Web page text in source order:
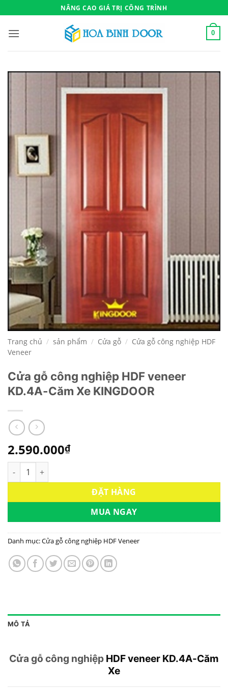
qua
nội
NÂNG CAO GIÁ TRỊ CÔNG TRÌNH
0
Trang chủ / sản phẩm / Cửa gỗ / Cửa gỗ công nghiệp HDF
Veneer
Cửa gỗ công nghiệp HDF veneer
KD.4A-Căm Xe KINGDOOR
2.590.000₫
Cửa gỗ công nghiệp HDF veneer KD.4A-Căm Xe KINGDOOR số
ĐẶT HÀNG
MUA NGAY
Danh mục:Cửa gỗ công nghiệp HDF Veneer
MÔ TẢ
Cửa gỗ công nghiệp HDF veneer KD.4A-Căm
Xe